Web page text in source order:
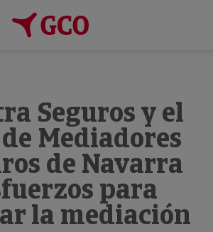
Seguros y el
Mediadores
de Navarra
para
la mediación